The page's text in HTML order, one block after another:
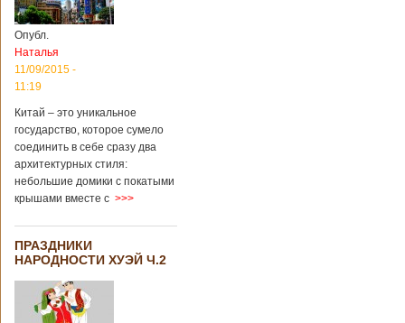
Опубл.
Наталья
11/09/2015 -
11:19
Китай – это уникальное
государство, которое сумело
соединить в себе сразу два
архитектурных стиля:
небольшие домики с покатыми
крышами вместе с >>>
ПРАЗДНИКИ
НАРОДНОСТИ ХУЭЙ Ч.2